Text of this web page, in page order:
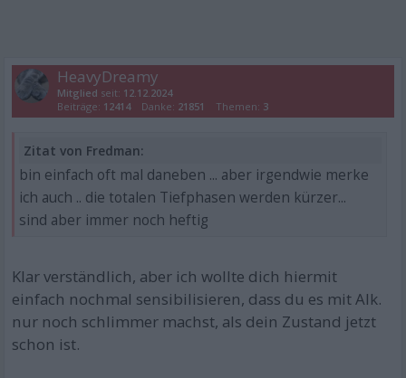
HeavyDreamy
Mitglied seit: 12.12.2024
Beiträge: 12414 Danke: 21851 Themen: 3
Zitat von Fredman:
bin einfach oft mal daneben ... aber irgendwie merke
ich auch .. die totalen Tiefphasen werden kürzer...
sind aber immer noch heftig
Klar verständlich, aber ich wollte dich hiermit
einfach nochmal sensibilisieren, dass du es mit Alk.
nur noch schlimmer machst, als dein Zustand jetzt
schon ist.